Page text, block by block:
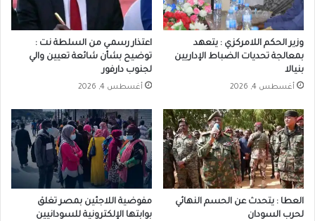
وزير الحكم اللامركزي : يتعهد
بمعالجة تحديات الضباط الإداريين
بنيالا
أغسطس 4, 2026
اعتذار رسمـي من السلطة نت :
توضيح بشأن شائعة تعيين والي
لجنوب دارفور
أغسطس 4, 2026
العطا : يتحدث عن الحسم النهائي
لحرب السودان
مفوضية اللاجئين بمصر تغلق
بوابتها الإلكترونية للسودانيين